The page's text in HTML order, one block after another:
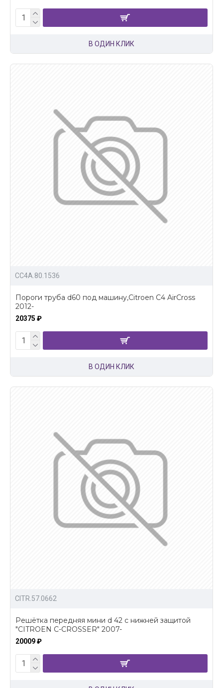
В ОДИН КЛИК
CC4A.80.1536
Пороги труба d60 под машину,Citroen C4 AirCross
2012-
20375 ₽
В ОДИН КЛИК
CITR.57.0662
Решётка передняя мини d 42 с нижней защитой
"CITROEN C-CROSSER" 2007-
20009 ₽